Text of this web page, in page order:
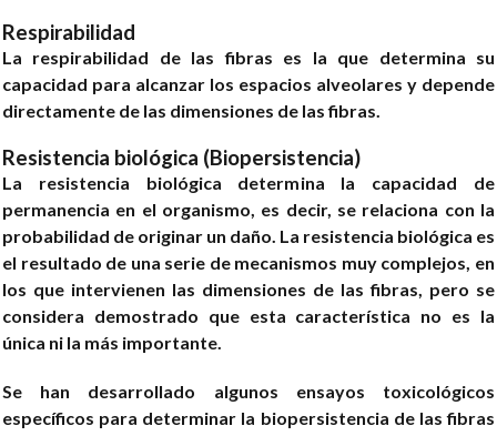
Respirabilidad
La respirabilidad de las fibras es la que determina su
capacidad para alcanzar los espacios alveolares y depende
directamente de las dimensiones de las fibras.
Resistencia biológica (Biopersistencia)
La resistencia biológica determina la capacidad de
permanencia en el organismo, es decir, se relaciona con la
probabilidad de originar un daño. La resistencia biológica es
el resultado de una serie de mecanismos muy complejos, en
los que intervienen las dimensiones de las fibras, pero se
considera demostrado que esta característica no es la
única ni la más importante.
Se han desarrollado algunos ensayos toxicológicos
específicos para determinar la biopersistencia de las fibras